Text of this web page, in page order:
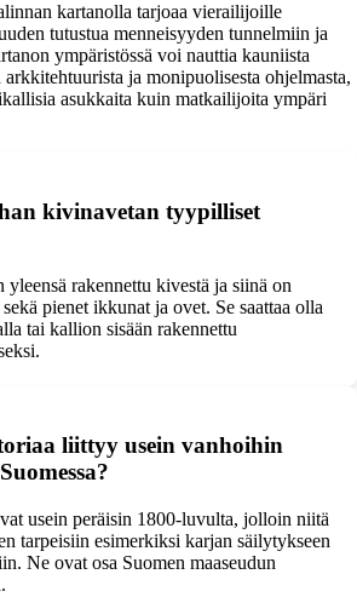
kartanolla tarjoaa vierailijoille
tutustua menneisyyden tunnelmiin ja
ympäristössä voi nauttia kauniista
arkkitehtuurista ja monipuolisesta ohjelmasta,
asukkaita kuin matkailijoita ympäri
kivinavetan tyypilliset
rakennettu kivestä ja siinä on
pienet ikkunat ja ovet. Se saattaa olla
tai kallion sisään rakennettu
liittyy usein vanhoihin
usein peräisin 1800-luvulta, jolloin niitä
tarpeisiin esimerkiksi karjan säilytykseen
Ne ovat osa Suomen maaseudun